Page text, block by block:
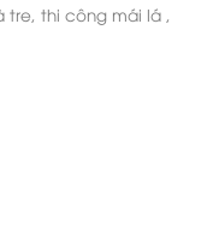
tre, thi công mái lá ,